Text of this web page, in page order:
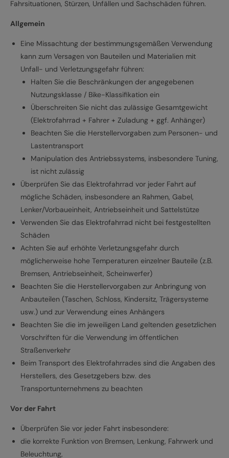
Fahrsituationen, Stürzen, Unfällen und Sachschäden führen.
Allgemein
Eine Missachtung der bestimmungsgemäßen Verwendung
kann zum Versagen von Bauteilen und Materialien mit
Unfall- und Verletzungsgefahr führen:
Halten Sie die Beschränkungen der angegebenen
Nutzungsklasse / Bike-Klassifikation ein
Überschreiten Sie nicht das zulässige Gesamtgewicht
(Elektrofahrrad + Fahrer + Zuladung + ggf. Anhänger)
Beachten Sie die Herstellervorgaben zum Personen- und
Lastentransport
Manipulation des Antriebssystems, insbesondere Tuning,
ist nicht zulässig
Überprüfen Sie das Elektrofahrrad vor jeder Fahrt auf
mögliche Schäden, insbesondere an Rahmen, Gabel,
Lenker/Vorbaueinheit, Antriebseinheit und Sattelstütze
Verwenden Sie das Elektrofahrrad nicht bei festgestellten
Schäden
Achten Sie auf erhöhte Verletzungsgefahr durch
möglicherweise hohe Temperaturen einzelner Bauteile (z.B.
Bremsen, Antriebseinheit, Scheinwerfer)
Beachten Sie die Herstellervorgaben zur Anbringung von
Anbauteilen (Taschen, Schloss, Kindersitz, Trägersysteme
usw.) und zur Verwendung eines Anhängers
Beachten Sie die im jeweiligen Land geltenden gesetzlichen
Vorschriften für die Verwendung im öffentlichen
Straßenverkehr
Beim Transport des Elektrofahrrades sind die Angaben des
Herstellers, des Gesetzgebers bzw. des
Transportunternehmens zu beachten
Vor der Fahrt
Überprüfen Sie vor jeder Fahrt insbesondere:
die korrekte Funktion von Bremsen, Lenkung, Fahrwerk und
Beleuchtung,